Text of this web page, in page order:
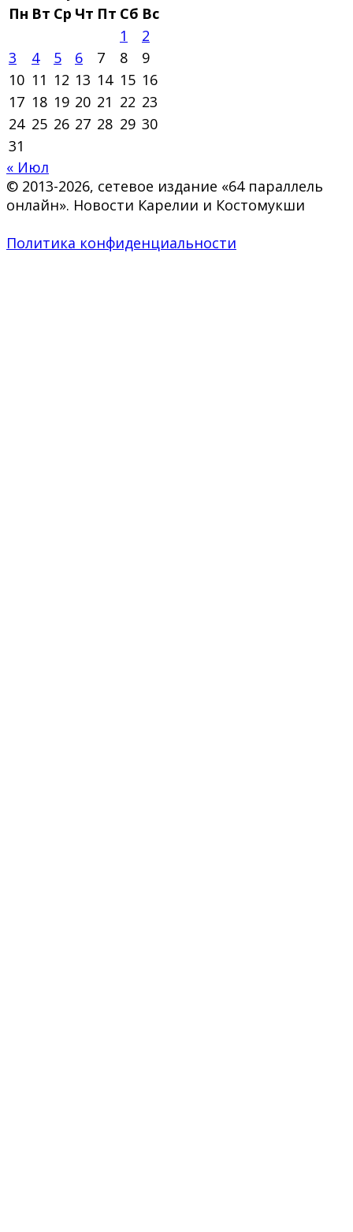
Пн Вт Ср Чт Пт Сб Вс
1
2
3
4 5 6 7 8
9
10 11 12 13 14 15 16
17 18 19 20 21 22 23
24 25 26 27 28 29 30
31
« Июл
© 2013-2026, сетевое издание «64 параллель
онлайн». Новости Карелии и Костомукши
Политика конфиденциальности